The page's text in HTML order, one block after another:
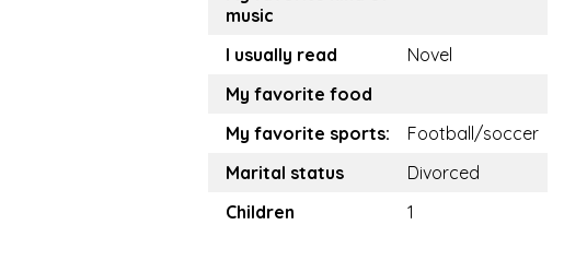
music
I usually read
Novel
My favorite food
My favorite sports:
Football/soccer
Marital status
Divorced
Children
1